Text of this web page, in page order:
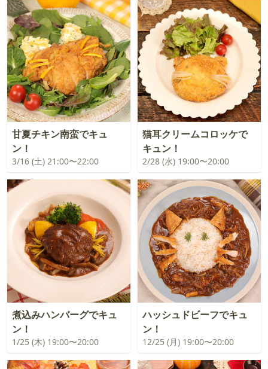
甘夏チキン南蛮でキュ
ン！
3/16 (土) 21:00〜22:00
猫耳クリームコロッケで
キュン！
2/28 (水) 19:00〜20:00
煮込みハンバーグでキュ
ン！
1/25 (木) 19:00〜20:00
ハッシュドビーフでキュ
ン！
12/25 (月) 19:00〜20:00